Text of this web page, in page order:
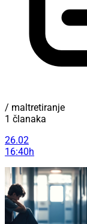
/ maltretiranje
1 članaka
26.02
16:40h